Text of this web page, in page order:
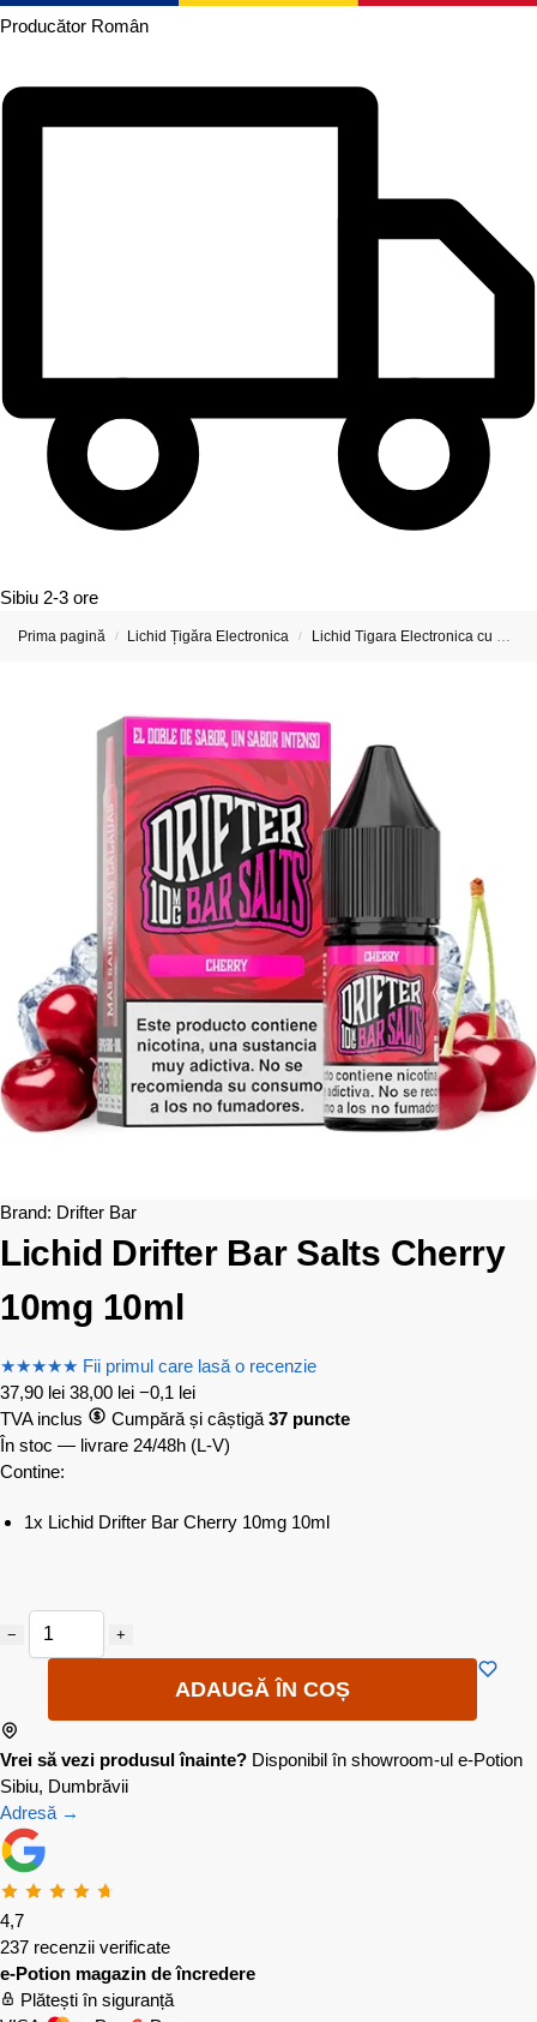
Producător Român
Sibiu 2-3 ore
Prima pagină / Lichid Țigăra Electronica / Lichid Tigara Electronica cu Nicotina
Brand: Drifter Bar
Lichid Drifter Bar Salts Cherry
10mg 10ml
★★★★★ Fii primul care lasă o recenzie
37,90 lei 38,00 lei −0,1 lei
TVA inclus
Cumpără și câștigă 37 puncte
În stoc — livrare 24/48h (L-V)
Contine:
1x Lichid Drifter Bar Cherry 10mg 10ml
− +
ADAUGĂ ÎN COȘ
Vrei să vezi produsul înainte? Disponibil în showroom-ul e-Potion
Sibiu, Dumbrăvii
Adresă →
4,7
237 recenzii verificate
e-Potion magazin de încredere
Plătești în siguranță